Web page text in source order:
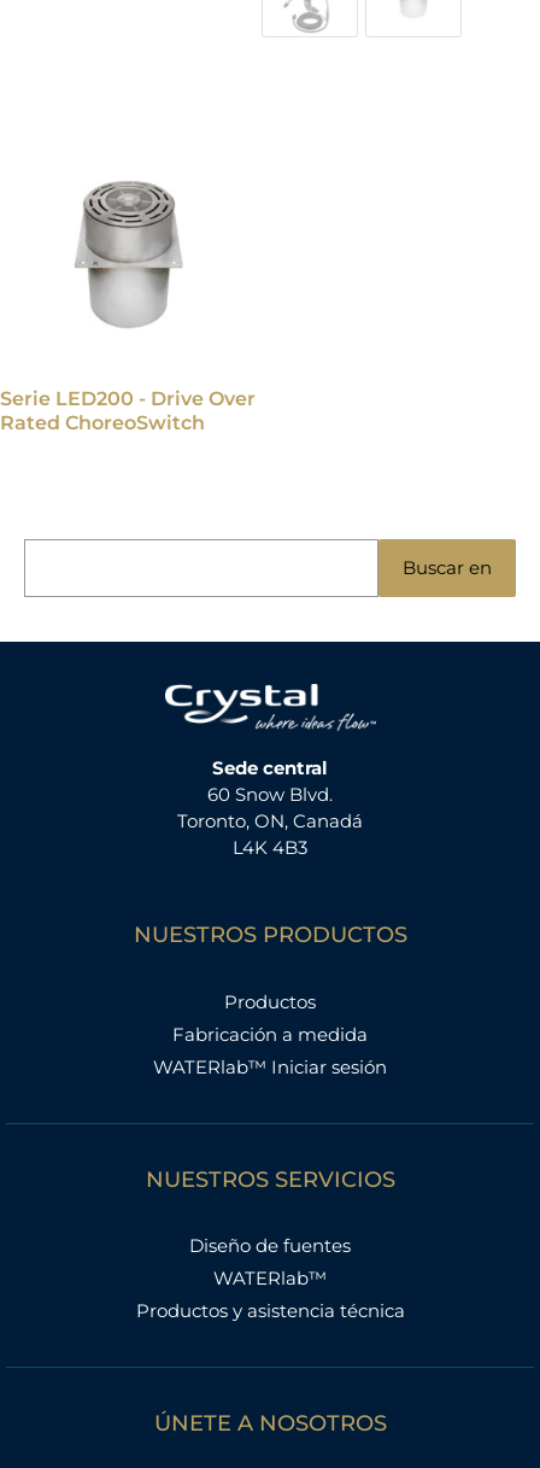
Buscar en
Serie LED200 - Drive Over
Rated ChoreoSwitch
Sede central
60 Snow Blvd.
Toronto, ON, Canadá
L4K 4B3
NUESTROS PRODUCTOS
Productos
Fabricación a medida
WATERlab™ Iniciar sesión
NUESTROS SERVICIOS
Diseño de fuentes
WATERlab™
Productos y asistencia técnica
ÚNETE A NOSOTROS